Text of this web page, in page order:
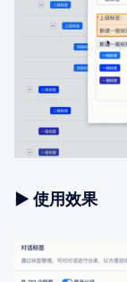
▶ 使用效果